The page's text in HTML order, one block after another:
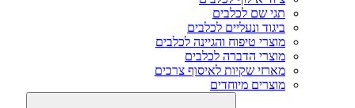
תגי שם לכלבים
ביגוד ונעליים לכלבים
מוצרי טיפוח והגיינה לכלבים
מוצרי הדברה לכלבים
מארזי שקיות לאיסוף צרכים
מוצרים מיוחדים